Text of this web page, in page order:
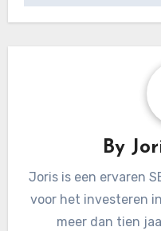
By
Joris is een ervaren
voor het investeren
meer dan tien